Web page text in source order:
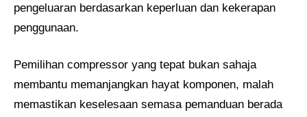
pengeluaran berdasarkan keperluan dan kekerapan
penggunaan.
Pemilihan compressor yang tepat bukan sahaja
membantu memanjangkan hayat komponen, malah
memastikan keselesaan semasa pemanduan berada